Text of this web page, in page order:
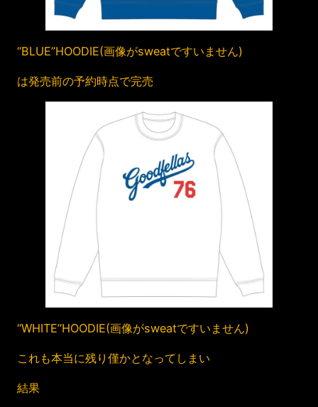
“BLUE”HOODIE(画像がsweatですいません)
は発売前の予約時点で完売
“WHITE”HOODIE(画像がsweatですいません)
これも本当に残り僅かとなってしまい
結果